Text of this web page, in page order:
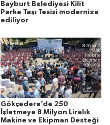
Bayburt Belediyesi Kilit
Parke Taşı Tesisi modernize
ediliyor
Gökçedere’de 250
İşletmeye 8 Milyon Liralık
Makine ve Ekipman Desteği